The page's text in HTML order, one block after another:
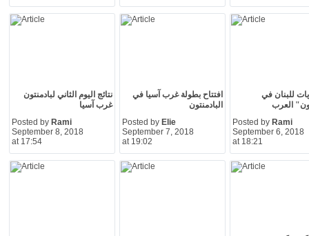
نتائج اليوم الثاني لبادمنتون
غرب آسيا
Posted by Rami
September 8, 2018
at 17:54
افتتاح بطولة غرب آسيا في
البادمنتون
Posted by Elie
September 7, 2018
at 19:02
للبنان في
العرب
Posted by Rami
September 6, 2018
at 18:21